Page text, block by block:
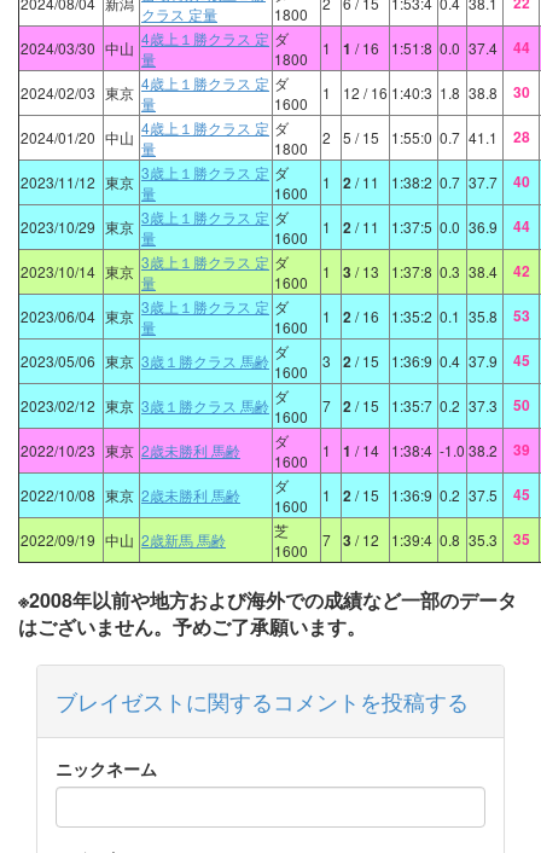
クラス 定量
1800
2024/03/30 中山 4歳上１勝クラス 定
量
ダ
1800
1 1 / 16 1:51:8 0.0 37.4 44
2024/02/03 東京 4歳上１勝クラス 定
量
ダ
1600
1 12 / 16 1:40:3 1.8 38.8 30
2024/01/20 中山 4歳上１勝クラス 定
量
ダ
1800
2 5 / 15 1:55:0 0.7 41.1 28
2023/11/12 東京 3歳上１勝クラス 定
量
ダ
1600
1 2/ 11 1:38:2 0.7 37.7 40
2023/10/29 東京 3歳上１勝クラス 定
量
ダ
1600
1 2/ 11 1:37:5 0.0 36.9 44
2023/10/14 東京 3歳上１勝クラス 定
量
ダ
1600
1 3/ 13 1:37:8 0.3 38.4 42
2023/06/04 東京 3歳上１勝クラス 定
量
ダ
1600
1 2/ 16 1:35:2 0.1 35.8 53
2023/05/06 東京 3歳１勝クラス 馬齢 ダ
1600
3 2/ 15 1:36:9 0.4 37.9 45
2023/02/12 東京 3歳１勝クラス 馬齢 ダ
1600
7 2/ 15 1:35:7 0.2 37.3 50
2022/10/23 東京 2歳未勝利 馬齢
ダ
1600
1 1 / 14 1:38:4 -1.0 38.2 39
2022/10/08 東京 2歳未勝利 馬齢
ダ
1600
1 2/ 15 1:36:9 0.2 37.5 45
2022/09/19 中山 2歳新馬 馬齢
芝
1600
7 3/ 12 1:39:4 0.8 35.3 35
※2008年以前や地方および海外での成績など一部のデータ
はございません。予めご了承願います。
ブレイゼストに関するコメントを投稿する
ニックネーム